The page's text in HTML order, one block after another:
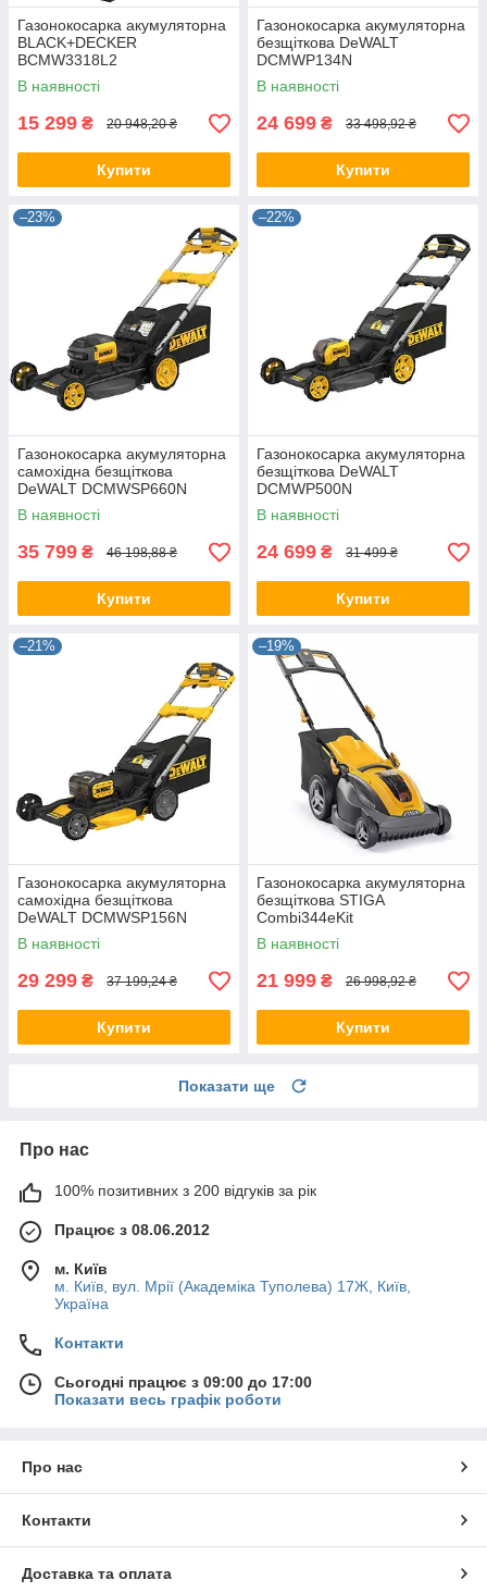
Газонокосарка акумуляторна
BLACK+DECKER
BCMW3318L2
В наявності
15 299 ₴ 20 948,20 ₴
Купити
Газонокосарка акумуляторна
безщіткова DeWALT
DCMWP134N
В наявності
24 699 ₴ 33 498,92 ₴
Купити
–23%
Газонокосарка акумуляторна
самохідна безщіткова
DeWALT DCMWSP660N
В наявності
35 799 ₴ 46 198,88 ₴
Купити
–22%
Газонокосарка акумуляторна
безщіткова DeWALT
DCMWP500N
В наявності
24 699 ₴ 31 499 ₴
Купити
–21%
Газонокосарка акумуляторна
самохідна безщіткова
DeWALT DCMWSP156N
В наявності
29 299 ₴ 37 199,24 ₴
Купити
–19%
Газонокосарка акумуляторна
безщіткова STIGA
Combi344eKit
В наявності
21 999 ₴ 26 998,92 ₴
Купити
Показати ще
Про нас
100% позитивних з 200 відгуків за рік
Працює з 08.06.2012
м. Київ
м. Київ, вул. Мрії (Академіка Туполева) 17Ж, Київ,
Україна
Контакти
Сьогодні працює з 09:00 до 17:00
Показати весь графік роботи
Про нас
Контакти
Доставка та оплата